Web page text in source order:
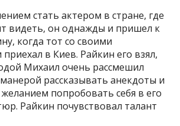
стать актером в стране, где
видеть, он однажды и пришел к
когда тот со своими
в Киев. Райкин его взял,
Михаил очень рассмешил
рассказывать анекдоты и
попробовать себя в его
Райкин почувствовал талант